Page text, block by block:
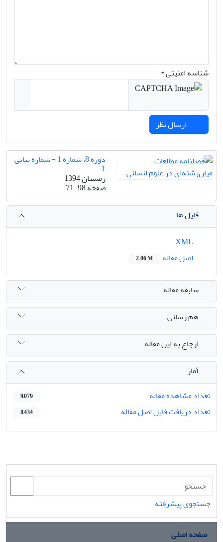
شناسه امنیتی *
دوره 8، شماره 1 - شماره پیاپی
1
زمستان 1394
صفحه71-98
فایل ها
اصل مقاله
2.06 M
سابقه مقاله
هم رسانی
ارجاع به این مقاله
آمار
تعداد مشاهده مقاله
9,079
تعداد دریافت فایل اصل مقاله 8,434
جستجوی پیشرفته
صفحه اصلی